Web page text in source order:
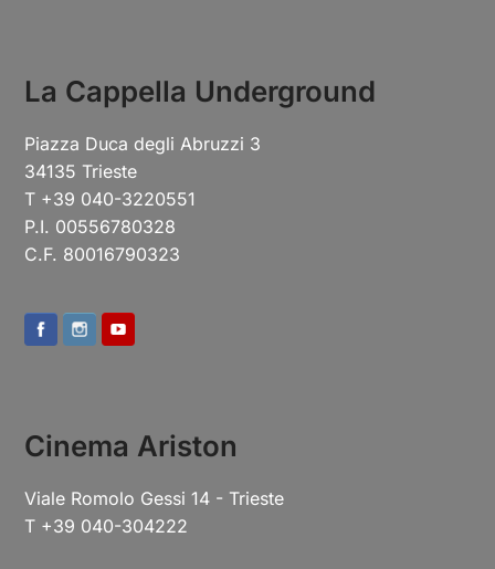
La Cappella Underground
Piazza Duca degli Abruzzi 3
34135 Trieste
T +39 040-3220551
P.I. 00556780328
C.F. 80016790323
Cinema Ariston
Viale Romolo Gessi 14 - Trieste
T +39 040-304222